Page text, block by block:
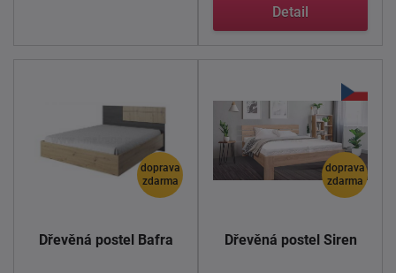
Detail
doprava
zdarma
Dřevěná postel Bafra
doprava
zdarma
Dřevěná postel Siren